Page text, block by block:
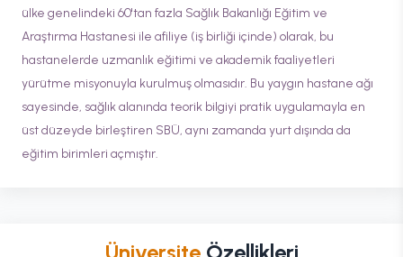
ülke genelindeki 60'tan fazla Sağlık Bakanlığı Eğitim ve
Araştırma Hastanesi ile afiliye (iş birliği içinde) olarak, bu
hastanelerde uzmanlık eğitimi ve akademik faaliyetleri
yürütme misyonuyla kurulmuş olmasıdır. Bu yaygın hastane ağı
sayesinde, sağlık alanında teorik bilgiyi pratik uygulamayla en
üst düzeyde birleştiren SBÜ, aynı zamanda yurt dışında da
eğitim birimleri açmıştır.